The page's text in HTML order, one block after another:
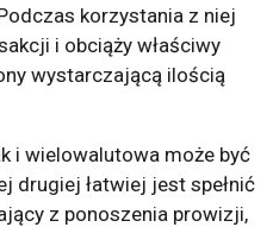
korzystania z niej
i obciąży właściwy
wystarczającą ilością
i wielowalutowa może być
drugiej łatwiej jest spełnić
z ponoszenia prowizji,